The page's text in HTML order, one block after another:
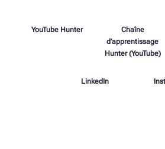
YouTube Hunter
Chaîne
d’apprentissage
Hunter (YouTube)
LinkedIn